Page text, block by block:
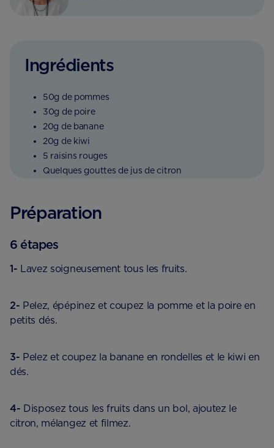
Ingrédients
50g de pommes
30g de poire
20g de banane
20g de kiwi
5 raisins rouges
Quelques gouttes de jus de citron
Préparation
6 étapes
1- Lavez soigneusement tous les fruits.
2- Pelez, épépinez et coupez la pomme et la poire en
petits dés.
3- Pelez et coupez la banane en rondelles et le kiwi en
dés.
4- Disposez tous les fruits dans un bol, ajoutez le
citron, mélangez et filmez.